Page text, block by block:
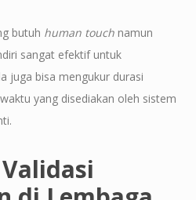
butuh human touch namun
sangat efektif untuk
juga bisa mengukur durasi
yang disediakan oleh sistem